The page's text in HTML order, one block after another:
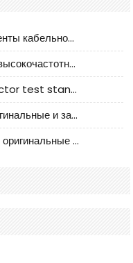
CNC Tech отечественные компоненты кабельной арматуры оценка и руководство по производственному внедрению
Анализ российской альтернативы высокочастотных кабельных колодцев I-PEX
CLIFF under the domestic connector test standard update
JST соединитель - предлагает оригинальные и заменяющие JST NSHR-02V-S соединители
JST соединитель - предоставляем оригинальные JST GHR-09V-S соединители и их аналоги